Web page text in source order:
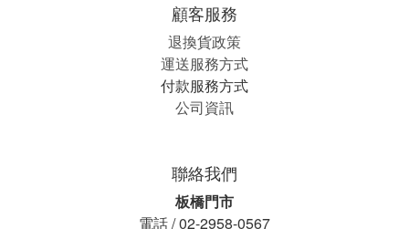
顧客服務
退換貨政策
運送服務方式
付款服務方式
公司資訊
聯絡我們
板橋門市
電話 / 02-2958-0567